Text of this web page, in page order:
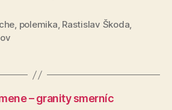
, polemika, Rastislav Škoda,
– granity smerníc